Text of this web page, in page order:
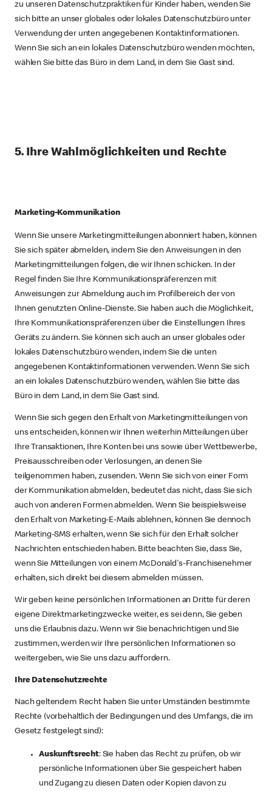
zu unseren Datenschutzpraktiken für Kinder haben, wenden Sie
sich bitte an unser globales oder lokales Datenschutzbüro unter
Verwendung der unten angegebenen Kontaktinformationen.
Wenn Sie sich an ein lokales Datenschutzbüro wenden möchten,
wählen Sie bitte das Büro in dem Land, in dem Sie Gast sind.
5. Ihre Wahlmöglichkeiten und Rechte
Marketing-Kommunikation
Wenn Sie unsere Marketingmitteilungen abonniert haben, können
Sie sich später abmelden, indem Sie den Anweisungen in den
Marketingmitteilungen folgen, die wir Ihnen schicken. In der
Regel finden Sie Ihre Kommunikationspräferenzen mit
Anweisungen zur Abmeldung auch im Profilbereich der von
Ihnen genutzten Online-Dienste. Sie haben auch die Möglichkeit,
Ihre Kommunikationspräferenzen über die Einstellungen Ihres
Geräts zu ändern. Sie können sich auch an unser globales oder
lokales Datenschutzbüro wenden, indem Sie die unten
angegebenen Kontaktinformationen verwenden. Wenn Sie sich
an ein lokales Datenschutzbüro wenden, wählen Sie bitte das
Büro in dem Land, in dem Sie Gast sind.
Wenn Sie sich gegen den Erhalt von Marketingmitteilungen von
uns entscheiden, können wir Ihnen weiterhin Mitteilungen über
Ihre Transaktionen, Ihre Konten bei uns sowie über Wettbewerbe,
Preisausschreiben oder Verlosungen, an denen Sie
teilgenommen haben, zusenden. Wenn Sie sich von einer Form
der Kommunikation abmelden, bedeutet das nicht, dass Sie sich
auch von anderen Formen abmelden. Wenn Sie beispielsweise
den Erhalt von Marketing-E-Mails ablehnen, können Sie dennoch
Marketing-SMS erhalten, wenn Sie sich für den Erhalt solcher
Nachrichten entschieden haben. Bitte beachten Sie, dass Sie,
wenn Sie Mitteilungen von einem McDonald's-Franchisenehmer
erhalten, sich direkt bei diesem abmelden müssen.
Wir geben keine persönlichen Informationen an Dritte für deren
eigene Direktmarketingzwecke weiter, es sei denn, Sie geben
uns die Erlaubnis dazu. Wenn wir Sie benachrichtigen und Sie
zustimmen, werden wir Ihre persönlichen Informationen so
weitergeben, wie Sie uns dazu auffordern.
Ihre Datenschutzrechte
Nach geltendem Recht haben Sie unter Umständen bestimmte
Rechte (vorbehaltlich der Bedingungen und des Umfangs, die im
Gesetz festgelegt sind):
Auskunftsrecht: Sie haben das Recht zu prüfen, ob wir
persönliche Informationen über Sie gespeichert haben
und Zugang zu diesen Daten oder Kopien davon zu